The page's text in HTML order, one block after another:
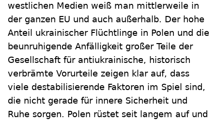
westlichen Medien weiß man mittlerweile in
der ganzen EU und auch außerhalb. Der hohe
Anteil ukrainischer Flüchtlinge in Polen und die
beunruhigende Anfälligkeit großer Teile der
Gesellschaft für antiukrainische, historisch
verbrämte Vorurteile zeigen klar auf, dass
viele destabilisierende Faktoren im Spiel sind,
die nicht gerade für innere Sicherheit und
Ruhe sorgen. Polen rüstet seit langem auf und